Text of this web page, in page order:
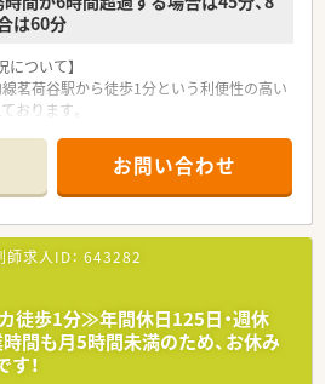
は60分
について】
茗荷谷駅から徒歩1分という利便性の高い
おります。
応需しています。
名、医療事務4名の常時7名体制で患者様へ
います。
を持ち、地域住民の健康を長きにわたり
企業です。
中心に文京区内で4店舗を展開し、地域密
めております。
、雑貨、化粧品の販売も手掛け、地域住民
ートしています。
お問い合わせ
師求人ID： 643282
徒歩1分≫年間休日125日・週休
間も月5時間未満のため、お休み
！